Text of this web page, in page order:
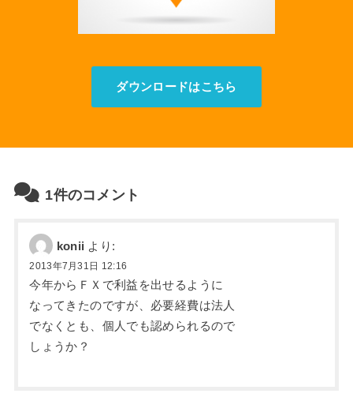
ダウンロードはこちら
1件のコメント
konii より:
2013年7月31日 12:16
今年からＦＸで利益を出せるように
なってきたのですが、必要経費は法人
でなくとも、個人でも認められるので
しょうか？